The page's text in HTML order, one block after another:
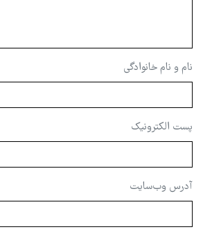
نام و نام خانوادگی
پست الکترونیک
آدرس وب‌سایت